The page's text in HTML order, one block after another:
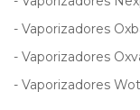
- Vaporizadores
- Vaporizadores
- Vaporizadores